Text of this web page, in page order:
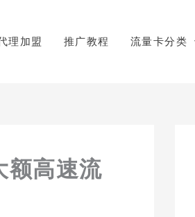
理加盟 推广教程 流量卡分类
高速流